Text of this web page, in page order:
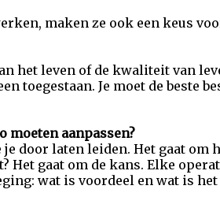
maken ze ook een keus
het leven of de kwaliteit van
toegestaan. Je moet de beste
moeten aanpassen?
door laten leiden. Het gaat om
Het gaat om de kans. Elke
wat is voordeel en wat is het